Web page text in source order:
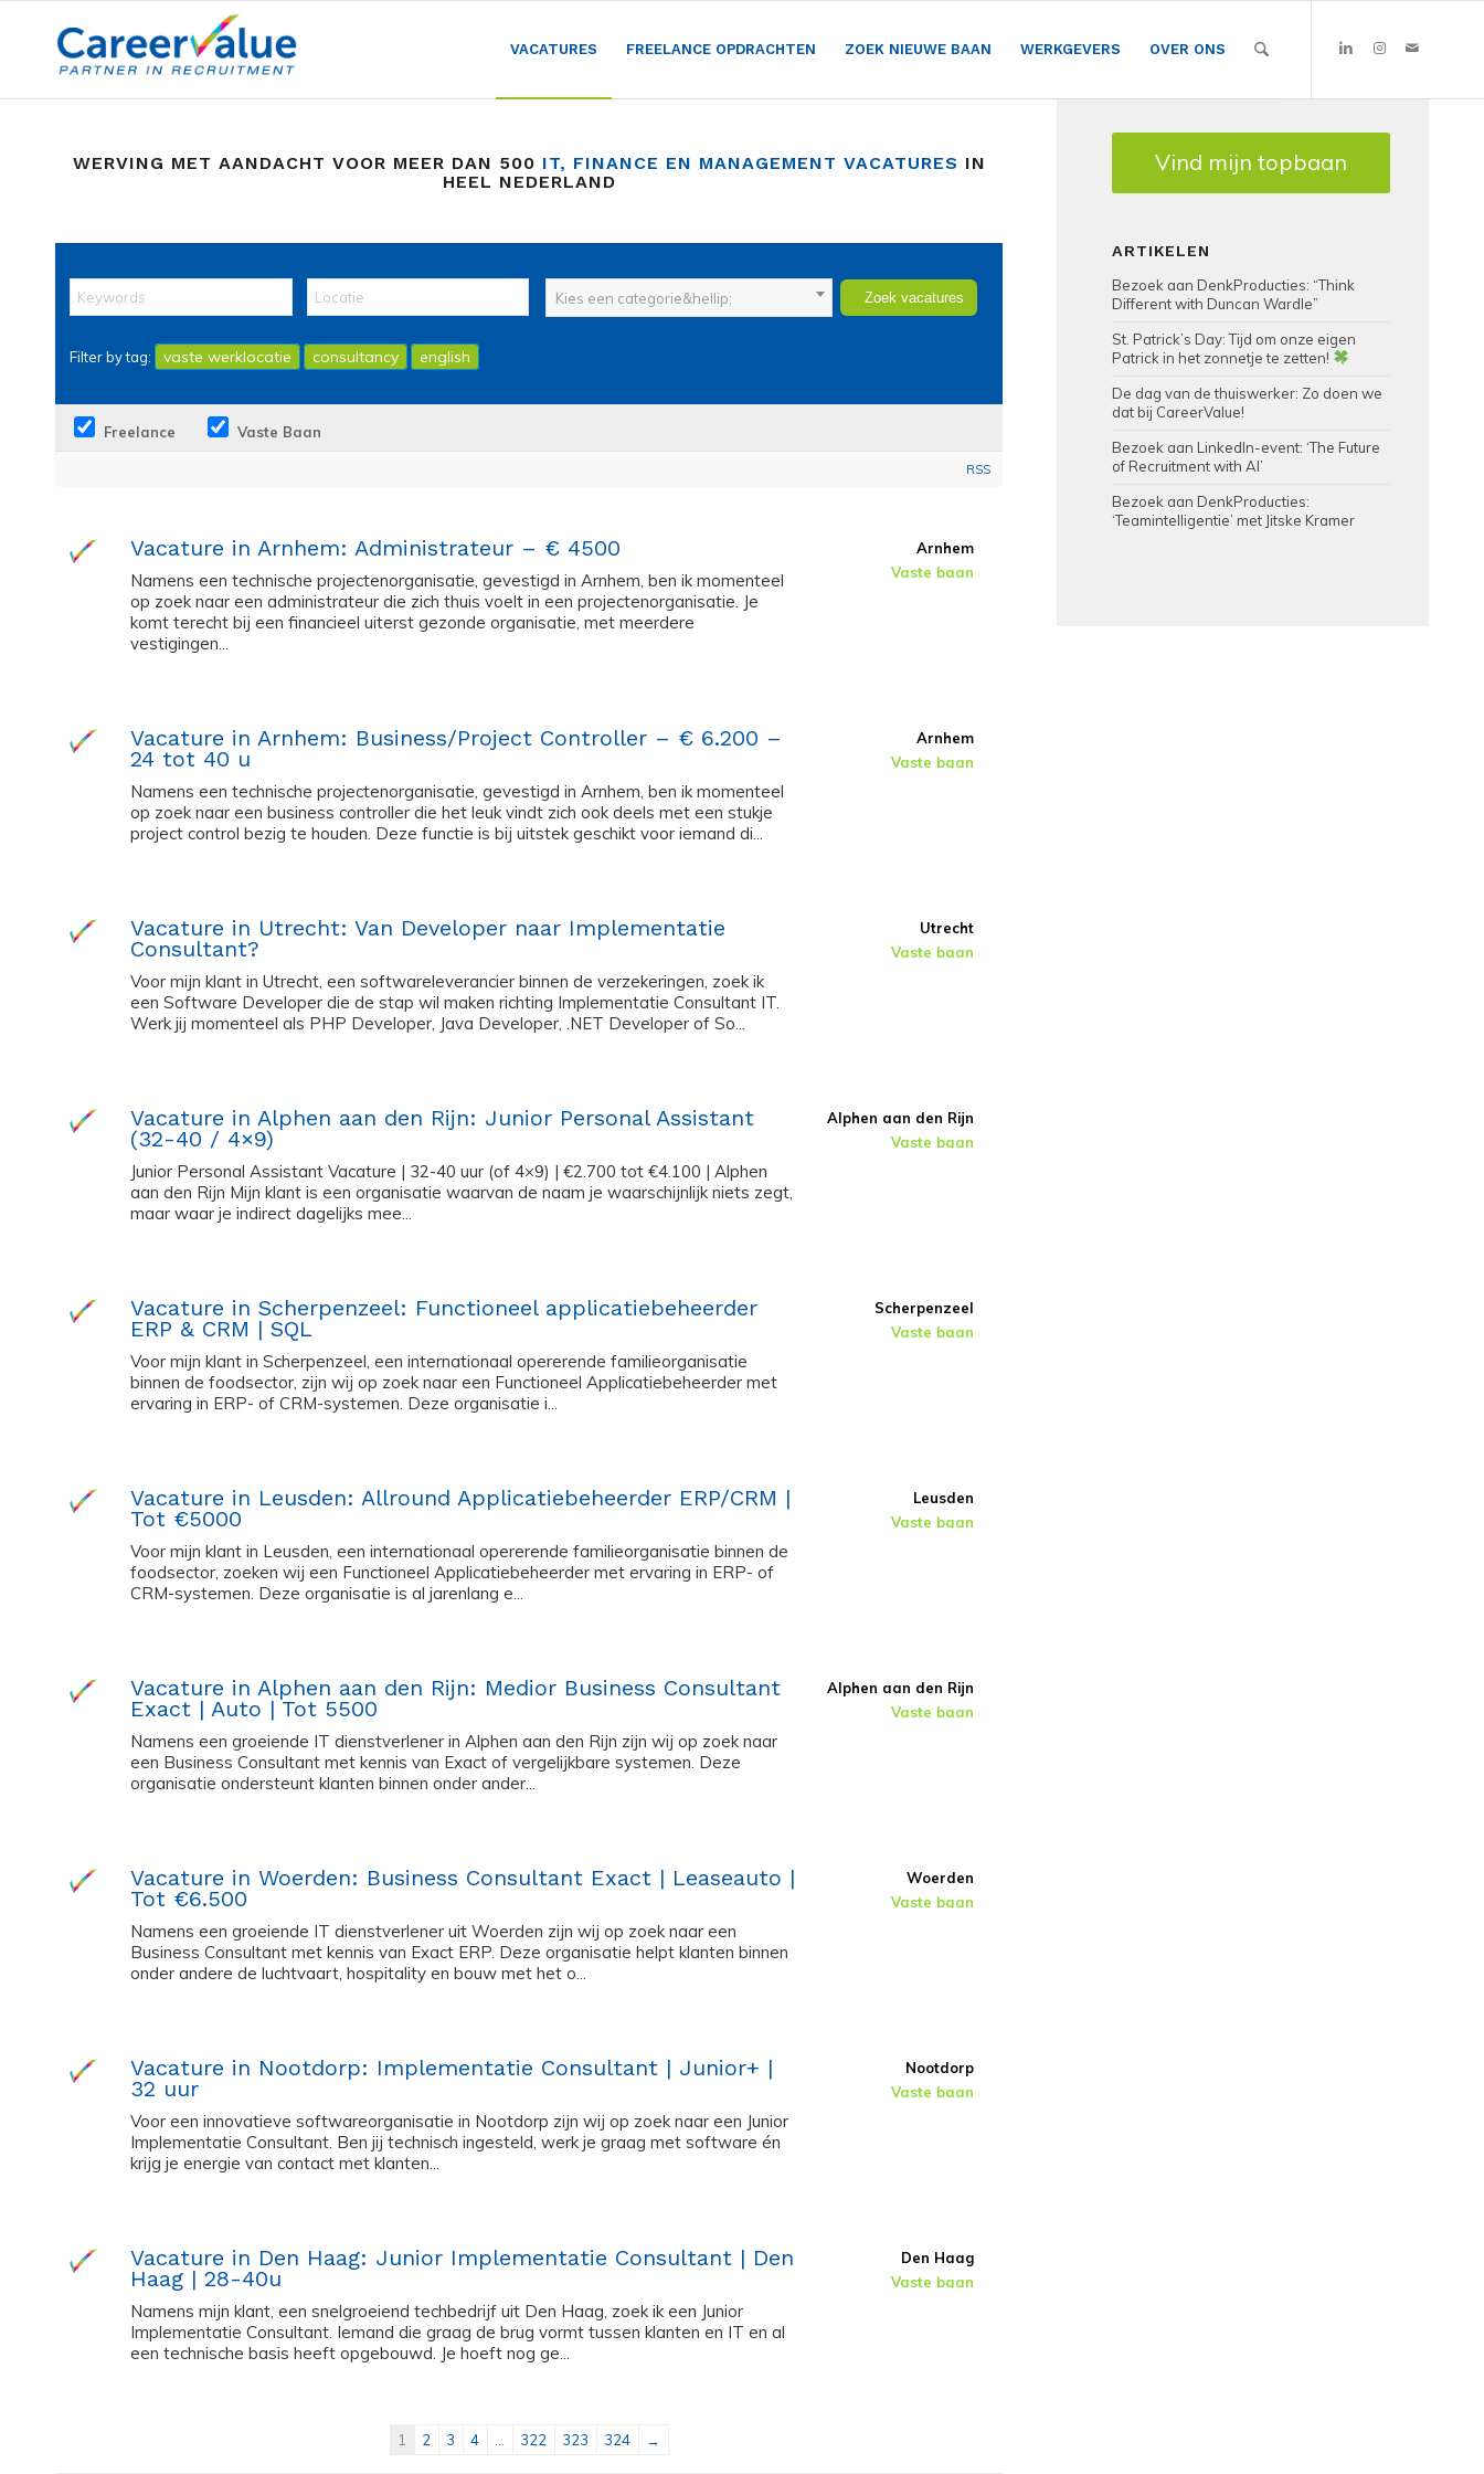
VACATURES FREELANCE OPDRACHTEN ZOEK NIEUWE BAAN WERKGEVERS OVER ONS
WERVING MET AANDACHT VOOR MEER DAN 500 IT, FINANCE EN MANAGEMENT VACATURES IN
HEEL NEDERLAND
Kies een categorie&hellip;
Filter by tag: vaste werklocatie consultancy english
Freelance Vaste Baan
RSS
Vacature in Arnhem: Administrateur – € 4500
Namens een technische projectenorganisatie, gevestigd in Arnhem, ben ik momenteel
op zoek naar een administrateur die zich thuis voelt in een projectenorganisatie. Je
komt terecht bij een financieel uiterst gezonde organisatie, met meerdere
vestigingen...
Arnhem
Vaste baan
Vacature in Arnhem: Business/Project Controller – € 6.200 –
24 tot 40 u
Namens een technische projectenorganisatie, gevestigd in Arnhem, ben ik momenteel
op zoek naar een business controller die het leuk vindt zich ook deels met een stukje
project control bezig te houden. Deze functie is bij uitstek geschikt voor iemand di...
Arnhem
Vaste baan
Vacature in Utrecht: Van Developer naar Implementatie
Consultant?
Voor mijn klant in Utrecht, een softwareleverancier binnen de verzekeringen, zoek ik
een Software Developer die de stap wil maken richting Implementatie Consultant IT.
Werk jij momenteel als PHP Developer, Java Developer, .NET Developer of So...
Utrecht
Vaste baan
Vacature in Alphen aan den Rijn: Junior Personal Assistant
(32-40 / 4×9)
Junior Personal Assistant Vacature | 32-40 uur (of 4×9) | €2.700 tot €4.100 | Alphen
aan den Rijn Mijn klant is een organisatie waarvan de naam je waarschijnlijk niets zegt,
maar waar je indirect dagelijks mee...
Alphen aan den Rijn
Vaste baan
Vacature in Scherpenzeel: Functioneel applicatiebeheerder
ERP & CRM | SQL
Voor mijn klant in Scherpenzeel, een internationaal opererende familieorganisatie
binnen de foodsector, zijn wij op zoek naar een Functioneel Applicatiebeheerder met
ervaring in ERP- of CRM-systemen. Deze organisatie i...
Scherpenzeel
Vaste baan
Vacature in Leusden: Allround Applicatiebeheerder ERP/CRM |
Tot €5000
Voor mijn klant in Leusden, een internationaal opererende familieorganisatie binnen de
foodsector, zoeken wij een Functioneel Applicatiebeheerder met ervaring in ERP- of
CRM-systemen. Deze organisatie is al jarenlang e...
Leusden
Vaste baan
Vacature in Alphen aan den Rijn: Medior Business Consultant
Exact | Auto | Tot 5500
Namens een groeiende IT dienstverlener in Alphen aan den Rijn zijn wij op zoek naar
een Business Consultant met kennis van Exact of vergelijkbare systemen. Deze
organisatie ondersteunt klanten binnen onder ander...
Alphen aan den Rijn
Vaste baan
Vacature in Woerden: Business Consultant Exact | Leaseauto |
Tot €6.500
Namens een groeiende IT dienstverlener uit Woerden zijn wij op zoek naar een
Business Consultant met kennis van Exact ERP. Deze organisatie helpt klanten binnen
onder andere de luchtvaart, hospitality en bouw met het o...
Woerden
Vaste baan
Vacature in Nootdorp: Implementatie Consultant | Junior+ |
32 uur
Voor een innovatieve softwareorganisatie in Nootdorp zijn wij op zoek naar een Junior
Implementatie Consultant. Ben jij technisch ingesteld, werk je graag met software én
krijg je energie van contact met klanten...
Nootdorp
Vaste baan
Vacature in Den Haag: Junior Implementatie Consultant | Den
Haag | 28-40u
Namens mijn klant, een snelgroeiend techbedrijf uit Den Haag, zoek ik een Junior
Implementatie Consultant. Iemand die graag de brug vormt tussen klanten en IT en al
een technische basis heeft opgebouwd. Je hoeft nog ge...
Den Haag
Vaste baan
1 2 3 4 322 323 324 →
Vind mijn topbaan
ARTIKELEN
Bezoek aan DenkProducties: “Think
Different with Duncan Wardle”
St. Patrick’s Day: Tijd om onze eigen
Patrick in het zonnetje te zetten!
De dag van de thuiswerker: Zo doen we
dat bij CareerValue!
Bezoek aan LinkedIn-event: ‘The Future
of Recruitment with AI’
Bezoek aan DenkProducties:
‘Teamintelligentie’ met Jitske Kramer